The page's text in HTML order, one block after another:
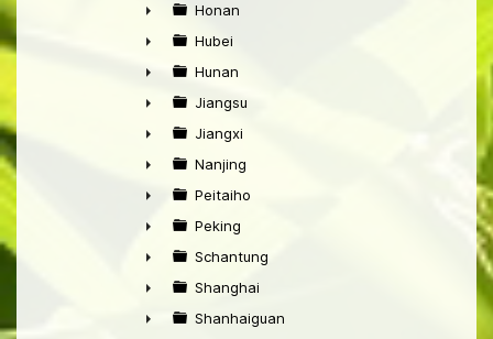
►
►
Honan
►
Hubei
►
Hunan
►
Jiangsu
►
Jiangxi
►
Nanjing
►
Peitaiho
►
Peking
►
Schantung
►
Shanghai
Shanhaiguan